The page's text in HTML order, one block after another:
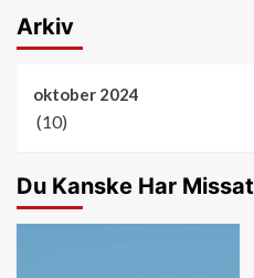
Arkiv
oktober 2024
(10)
Du Kanske Har Missat